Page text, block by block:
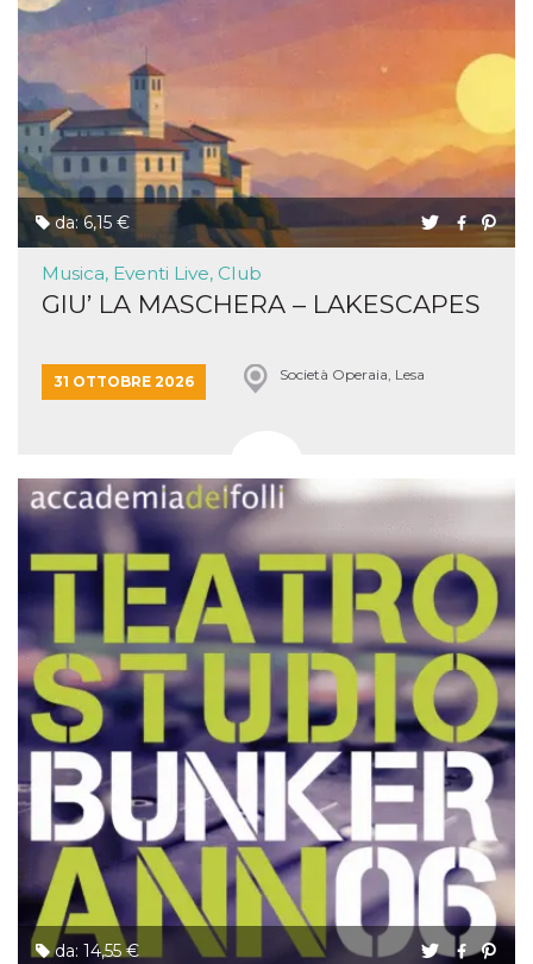
da: 6,15 €
Musica, Eventi Live, Club
GIU’ LA MASCHERA – LAKESCAPES
31 OTTOBRE 2026 Società Operaia, Lesa
da: 14,55 €